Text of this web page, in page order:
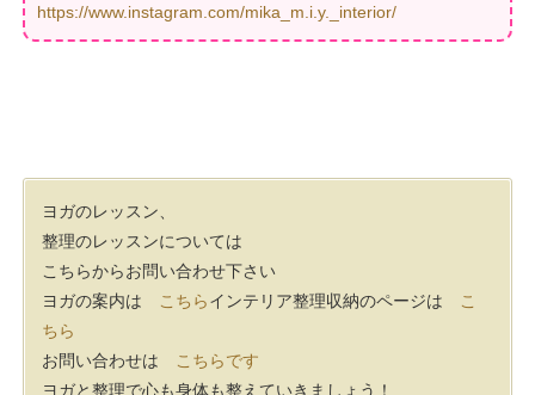
https://www.instagram.com/mika_m.i.y._interior/
ヨガのレッスン、
整理のレッスンについては
こちらからお問い合わせ下さい
ヨガの案内は こちらインテリア整理収納のページは こ
ちら
お問い合わせは こちらです
ヨガと整理で心も身体も整えていきましょう！